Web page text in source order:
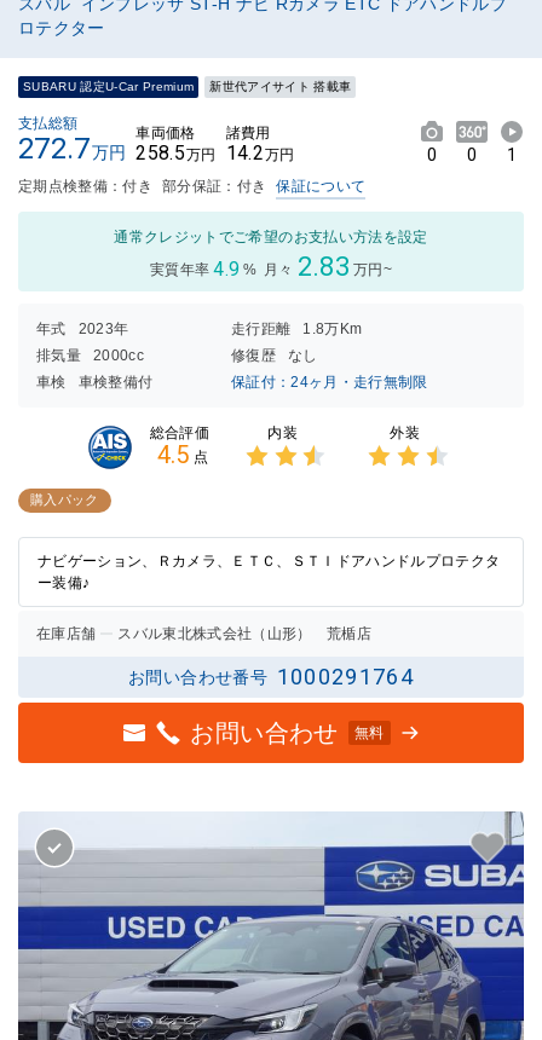
ロテクター
SUBARU 認定U-Car Premium 新世代アイサイト 搭載車
支払総額
272.7万円
車両価格
258.5万円
諸費用
14.2万円 0 0 1
定期点検整備：付き 部分保証：付き 保証について
通常クレジットでご希望のお支払い方法を設定
実質年率 4.9 % 月々 2.83 万円~
年式 2023年 走行距離
1.8万Km
排気量
2000cc 修復歴
なし
車検
車検整備付 保証付：24ヶ月・走行無制限
総合評価
4.5 点
内装 外装
購入パック
ナビゲーション、Ｒカメラ、ＥＴＣ、ＳＴＩドアハンドルプロテクタ
ー装備♪
在庫店舗 スバル東北株式会社（山形） 荒楯店
お問い合わせ番号 1000291764
お問い合わせ 無料